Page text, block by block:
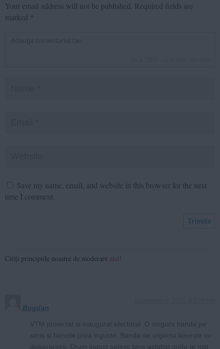
Your email address will not be published. Required fields are
marked *
Save my name, email, and website in this browser for the next
time I comment.
Citiți principiile noastre de moderare aici!
Bogdan